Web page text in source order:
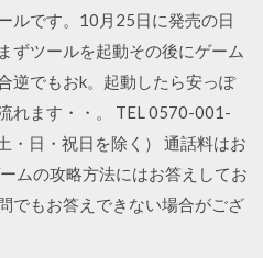
ルです。10月25日に発売の日
ずツールを起動その後にゲーム
逆でもおk。起動したら安っぽ
れます・・。 TEL 0570-001-
日・祝日を除く） 通話料はお
ムの攻略方法にはお答えしてお
でもお答えできない場合がござ